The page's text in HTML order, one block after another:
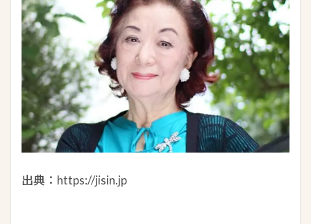
出典：https://jisin.jp